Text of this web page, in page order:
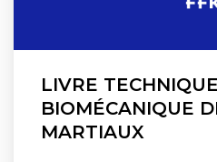
LIVRE
BIOMÉCANIQUE
MARTIAUX